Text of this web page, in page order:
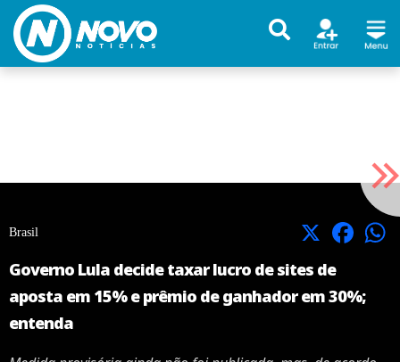
Brasil X Facebook
Governo Lula decide taxar lucro de sites de
aposta em 15% e prêmio de ganhador em 30%;
entenda